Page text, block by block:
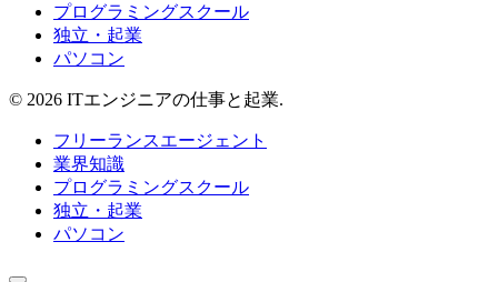
プログラミングスクール
独立・起業
パソコン
© 2026 ITエンジニアの仕事と起業.
フリーランスエージェント
業界知識
プログラミングスクール
独立・起業
パソコン